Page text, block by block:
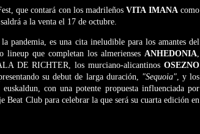
que contará con los madrileñosVITA IMANAcomo
a la venta el 17 de octubre.
pandemia, es una cita ineludible para los amantes del
lineup que completan los almerienses ANHEDONIA,
DE RICHTER, los murciano-alicantinos OSEZNO
su debut de larga duración, "Sequoia", y los
con una potente propuesta influenciada por
Club para celebrar la que será su cuarta edición en